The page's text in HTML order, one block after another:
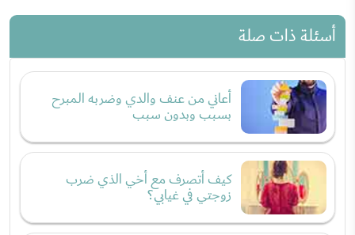
أسئلة ذات صلة
أعاني من عنف والدي وضربه المبرح
بسبب وبدون سبب
كيف أتصرف مع أخي الذي ضرب
زوجتي في غيابي؟